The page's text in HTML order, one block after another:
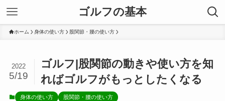
ゴルフの基本
ホーム 身体の使い方 股関節・腰の使い方
ゴルフ|股関節の動きや使い方を知
ればゴルフがもっとしたくなる
2022
5/19
身体の使い方 股関節・腰の使い方